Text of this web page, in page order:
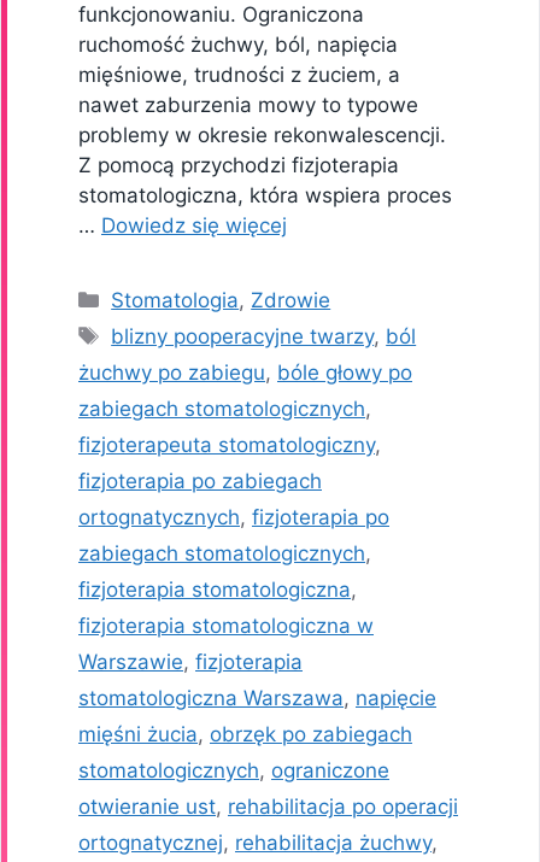
funkcjonowaniu. Ograniczona
ruchomość żuchwy, ból, napięcia
mięśniowe, trudności z żuciem, a
nawet zaburzenia mowy to typowe
problemy w okresie rekonwalescencji.
Z pomocą przychodzi fizjoterapia
stomatologiczna, która wspiera proces
… Dowiedz się więcej
Kategorie
Stomatologia, Zdrowie
Tagi
blizny pooperacyjne twarzy, ból
żuchwy po zabiegu, bóle głowy po
zabiegach stomatologicznych,
fizjoterapeuta stomatologiczny,
fizjoterapia po zabiegach
ortognatycznych, fizjoterapia po
zabiegach stomatologicznych,
fizjoterapia stomatologiczna,
fizjoterapia stomatologiczna w
Warszawie, fizjoterapia
stomatologiczna Warszawa, napięcie
mięśni żucia, obrzęk po zabiegach
stomatologicznych, ograniczone
otwieranie ust, rehabilitacja po operacji
ortognatycznej, rehabilitacja żuchwy,